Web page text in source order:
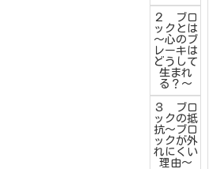
２ ブロ
ックとは
～心のブ
レーキは
どうして
生まれ
る？～
３ ブロ
ックの抵
抗～ブロ
ックが外
れにくい
理由～